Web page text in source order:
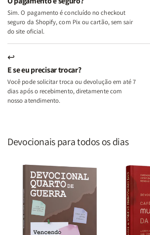
Sim. O pagamento é concluído no checkout
seguro da Shopify, com Pix ou cartão, sem sair
do site oficial.
↩
E se eu precisar trocar?
Você pode solicitar troca ou devolução em até 7
dias após o recebimento, diretamente com
nosso atendimento.
Devocionais para todos os dias